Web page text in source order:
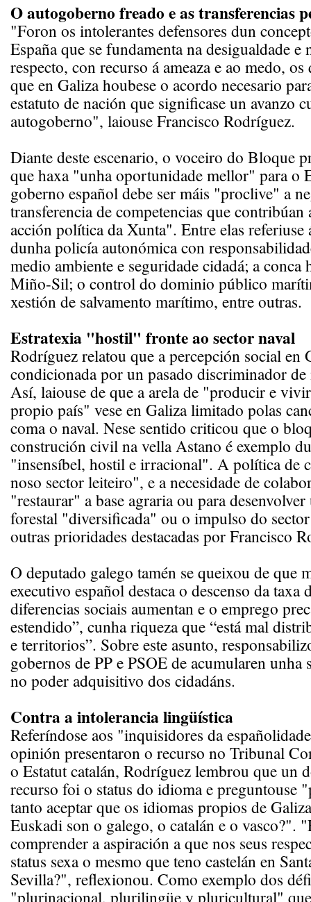
O autogoberno freado e as transferencias
"Foron os intolerantes defensores dun
España que se fundamenta na desigualdade e
respecto, con recurso á ameaza e ao medo,
que en Galiza houbese o acordo necesario
estatuto de nación que significase un avanzo
autogoberno", laiouse Francisco Rodríguez.
Diante deste escenario, o voceiro do Bloque
que haxa "unha oportunidade mellor" para o
goberno español debe ser máis "proclive" a
transferencia de competencias que
acción política da Xunta". Entre elas referiuse
dunha policía autonómica con
medio ambiente e seguridade cidadá; a conca
Miño-Sil; o control do dominio público
xestión de salvamento marítimo, entre outras.
Estratexia "hostil" fronte ao sector naval
Rodríguez relatou que a percepción social en
condicionada por un pasado discriminador
Así, laiouse de que a arela de "producir e
propio país" vese en Galiza limitado polas
coma o naval. Nese sentido criticou que o
construción civil na vella Astano é exemplo
"insensíbel, hostil e irracional". A política de
noso sector leiteiro", e a necesidade de
"restaurar" a base agraria ou para
forestal "diversificada" ou o impulso do
outras prioridades destacadas por Francisco
O deputado galego tamén se queixou de que
executivo español destaca o descenso da taxa
diferencias sociais aumentan e o emprego
estendido”, cunha riqueza que “está mal
e territorios”. Sobre este asunto,
gobernos de PP e PSOE de acumularen
no poder adquisitivo dos cidadáns.
Contra a intolerancia lingüística
Referíndose aos "inquisidores da
opinión presentaron o recurso no Tribunal
o Estatut catalán, Rodríguez lembrou que un
recurso foi o status do idioma e preguntouse
tanto aceptar que os idiomas propios de
Euskadi son o galego, o catalán e o vasco?".
comprender a aspiración a que nos seus
status sexa o mesmo que teno castelán en
Sevilla?", reflexionou. Como exemplo dos
"plurinacional, plurilingüe y pluricultural"